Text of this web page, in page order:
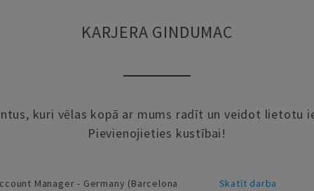
KARJERA GINDUMAC
kuri vēlas kopā ar mums radīt un veidot
Pievienojieties kustībai!
Manager - Germany (Barcelona
Skatīt darba